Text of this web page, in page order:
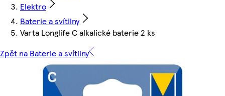
Elektro
Baterie a svítilny
Varta Longlife C alkalické baterie 2 ks
Zpět na Baterie a svítilny